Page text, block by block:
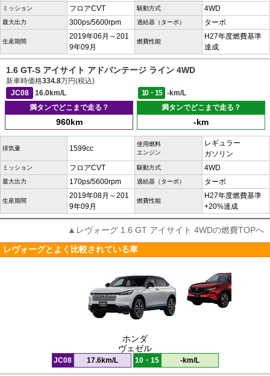
ミッション フロアCVT 駆動方式 4WD
最大出力 300ps/5600rpm 過給器（ターボ） ターボ
生産期間
2019年06月～201
9年09月
燃費性能
H27年度燃費基準
達成
1.6 GT-S アイサイト アドバンテージ ライン 4WD
新車時価格334.8万円(税込)
JC08
16.0km/L 10・15
-km/L
満タンでどこまで走る？
960km
満タンでどこまで走る？
-km
排気量 1599cc
使用燃料
エンジン
レギュラー
ガソリン
ミッション フロアCVT 駆動方式 4WD
最大出力 170ps/5600rpm 過給器（ターボ） ターボ
生産期間
2019年08月～201
9年09月
燃費性能
H27年度燃費基準
+20%達成
▲レヴォーグ 1.6 GT アイサイト 4WDの燃費TOPへ
レヴォーグとよく比較されている車
ホンダ
ヴェゼル
JC08 17.6km/L 10・15 -km/L